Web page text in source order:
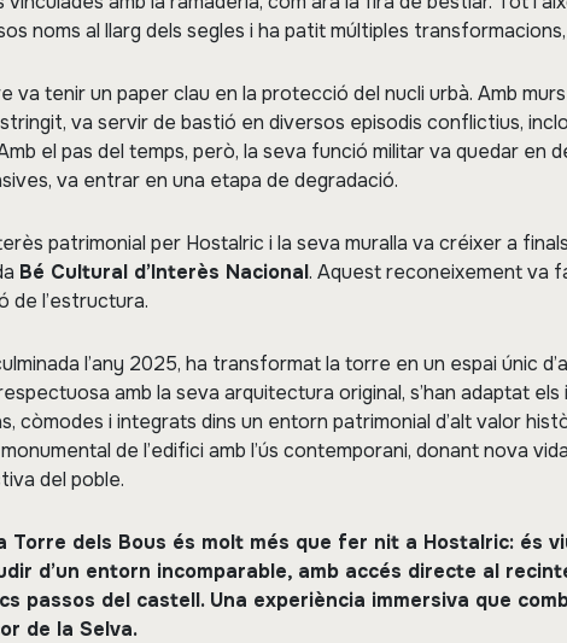
noms al llarg dels segles i ha patit múltiples
va tenir un paper clau en la protecció del nucli urbà. Amb
va servir de bastió en diversos episodis conflictius,
el pas del temps, però, la seva funció militar va quedar en
va entrar en una etapa de degradació.
patrimonial per Hostalric i la seva muralla va créixer a
Bé Cultural d’Interès Nacional. Aquest reconeixement va
de l’estructura.
l’any 2025, ha transformat la torre en un espai únic
amb la seva arquitectura original, s’han adaptat
còmodes i integrats dins un entorn patrimonial d’alt valor
de l’edifici amb l’ús contemporani, donant nova
del poble.
Torre dels Bous és molt més que fer nit a Hostalric: és
d’un entorn incomparable, amb accés directe al
passos del castell. Una experiència immersiva que
de la Selva.